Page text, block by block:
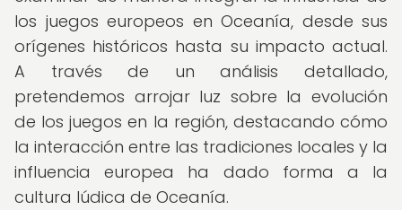
los juegos europeos en Oceanía, desde sus
orígenes históricos hasta su impacto actual.
A través de un análisis detallado,
pretendemos arrojar luz sobre la evolución
de los juegos en la región, destacando cómo
la interacción entre las tradiciones locales y la
influencia europea ha dado forma a la
cultura lúdica de Oceanía.